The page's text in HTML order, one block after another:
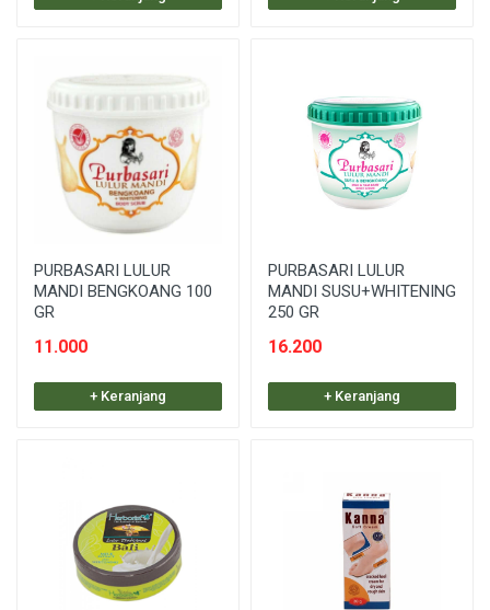
PURBASARI LULUR
MANDI BENGKOANG 100
GR
11.000
+ Keranjang
PURBASARI LULUR
MANDI SUSU+WHITENING
250 GR
16.200
+ Keranjang